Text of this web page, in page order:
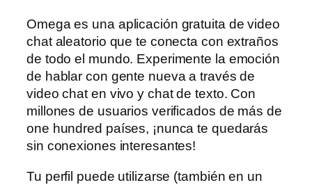
Omega es una aplicación gratuita de video
chat aleatorio que te conecta con extraños
de todo el mundo. Experimente la emoción
de hablar con gente nueva a través de
video chat en vivo y chat de texto. Con
millones de usuarios verificados de más de
one hundred países, ¡nunca te quedarás
sin conexiones interesantes!
Tu perfil puede utilizarse (también en un